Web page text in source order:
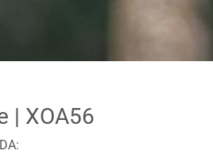
| XOA56